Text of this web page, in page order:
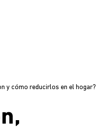
y cómo reducirlos en el hogar?